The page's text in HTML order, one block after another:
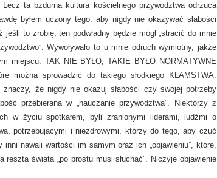
ta bzdurna kultura kościelnego przywództwa odrzuca
byłem uczony tego, aby nigdy nie okazywać słabości
jeśli to zrobię, ten podwładny będzie mógł „stracić do mnie
Wywoływało to u mnie odruch wymiotny, jakże
miejscu. TAK NIE BYŁO, TAKIE BYŁO NORMATYWNE
można sprowadzić do takiego słodkiego KŁAMSTWA:
znaczy, że nigdy nie okazuj słabości czy swojej potrzeby
przebierana w „nauczanie przywództwa”. Niektórzy z
w życiu spotkałem, byli zranionymi liderami, ludźmi o
potrzebującymi i niezdrowymi, którzy do tego, aby czuć
nawali wartości im samym oraz ich „objawieniu”, które,
reszta świata „po prostu musi słuchać”. Niczyje objawienie